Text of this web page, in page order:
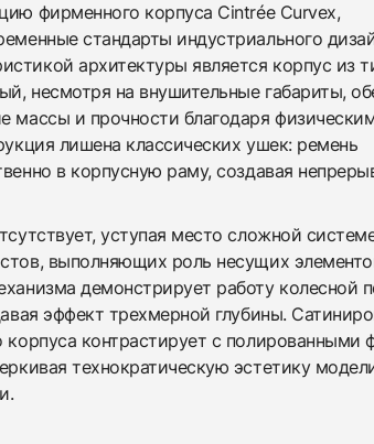
фирменного корпуса Cintrée Curvex,
стандарты индустриального
архитектуры является корпус из
несмотря на внушительные габариты,
массы и прочности благодаря
лишена классических ушек: ремень
в корпусную раму, создавая
уступая место сложной
выполняющих роль несущих
демонстрирует работу колесной
эффект трехмерной глубины.
корпуса контрастирует с полированными
технократическую эстетику
Оставьте ваши
вами
По
вами
По